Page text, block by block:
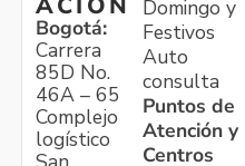
Bogotá:
Carrera
85D No.
46A – 65
Complejo
logístico
Domingo y
Festivos
Auto
consulta
Puntos de
Atención y
Centros